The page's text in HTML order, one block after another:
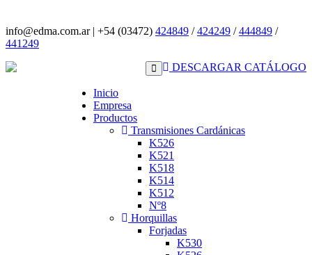
info@edma.com.ar| +54 (03472) 424849 /424249 /444849 /
441249
DESCARGAR CATÁLOGO
Inicio
Empresa
Productos
Transmisiones Cardánicas
K526
K521
K518
K514
K512
Nº8
Horquillas
Forjadas
K530